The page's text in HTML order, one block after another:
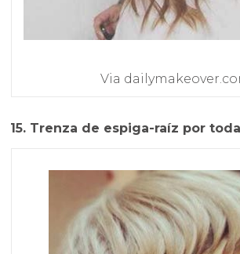
Via
15. Trenza de espiga-raíz por